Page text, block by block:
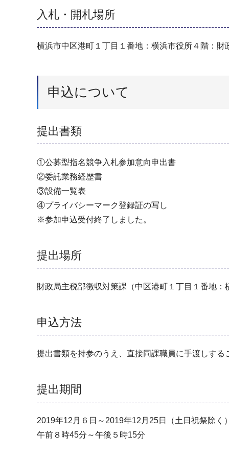
入札・開札場所
横浜市中区港町１丁目１番地：横浜市役所４階：財
申込について
提出書類
①公募型指名競争入札参加意向申出書
②委託業務経歴書
③設備一覧表
④プライバシーマーク登録証の写し
※参加申込受付終了しました。
提出場所
財政局主税部徴収対策課（中区港町１丁目１番地：
申込方法
提出書類を持参のうえ、直接同課職員に手渡しする
提出期間
2019年12月６日～2019年12月25日（土日祝祭除く）
午前８時45分～午後５時15分